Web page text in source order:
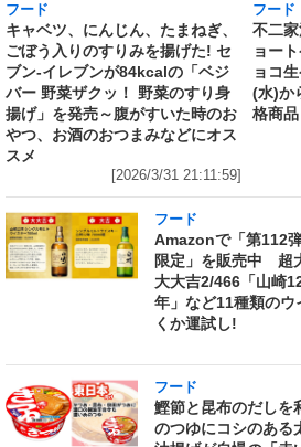
フード
キャベツ、にんじん、たまねぎ、
ごぼう入りのすりみを揚げた! セ
ブン‐イレブンが84kcalの「ベジ
バー 野菜ザクッ！ 野菜のすり身
揚げ」を発売～腹がすいた時のお
やつ、お酒のおつまみなどにオス
スメ
[2026/3/31 21:11:59]
フード
不二
ョー
ョコ
(水)か
格商
フード
Amazonで「第112
限定」を販売中 超
大大吉2/466「山崎
年」など11種類の
くか運試し!
フード
鰹節と昆布のだしを
のつゆにコシのある